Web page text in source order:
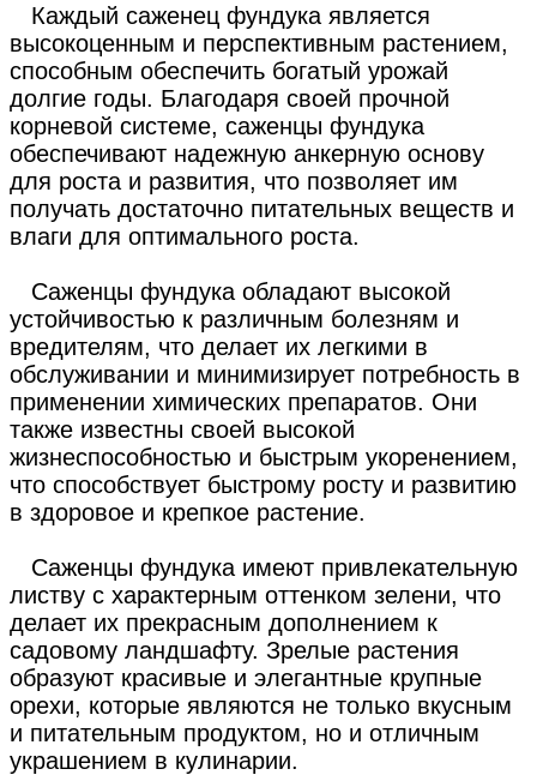
Каждый саженец фундука является
высокоценным и перспективным растением,
способным обеспечить богатый урожай
долгие годы. Благодаря своей прочной
корневой системе, саженцы фундука
обеспечивают надежную анкерную основу
для роста и развития, что позволяет им
получать достаточно питательных веществ и
влаги для оптимального роста.
Саженцы фундука обладают высокой
устойчивостью к различным болезням и
вредителям, что делает их легкими в
обслуживании и минимизирует потребность в
применении химических препаратов. Они
также известны своей высокой
жизнеспособностью и быстрым укоренением,
что способствует быстрому росту и развитию
в здоровое и крепкое растение.
Саженцы фундука имеют привлекательную
листву с характерным оттенком зелени, что
делает их прекрасным дополнением к
садовому ландшафту. Зрелые растения
образуют красивые и элегантные крупные
орехи, которые являются не только вкусным
и питательным продуктом, но и отличным
украшением в кулинарии.